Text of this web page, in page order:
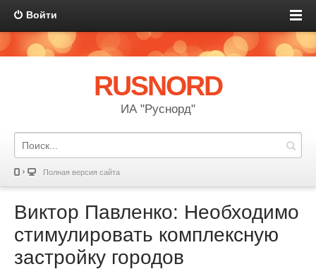
Войти
RUSNORD
ИА "Руснорд"
Полная версия сайта
Виктор Павленко: Необходимо
стимулировать комплексную
застройку городов